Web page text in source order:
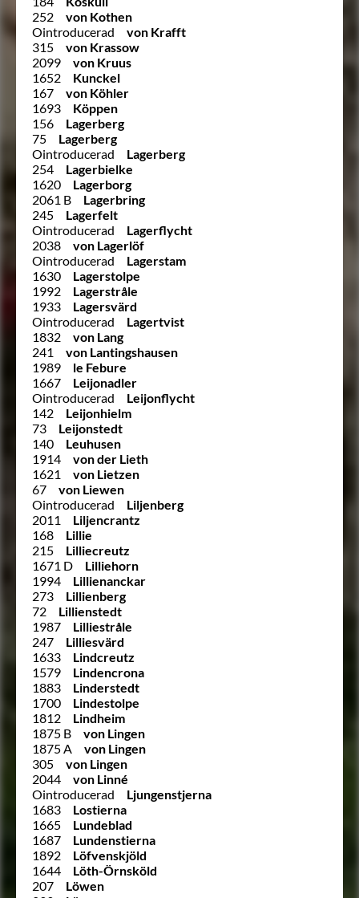
252
von Kothen
Ointroducerad
von Krafft
315
von Krassow
2099
von Kruus
1652
Kunckel
167
von Köhler
1693
Köppen
156
Lagerberg
75
Lagerberg
Ointroducerad
Lagerberg
254
Lagerbielke
1620
Lagerborg
2061 B
Lagerbring
245
Lagerfelt
Ointroducerad
Lagerflycht
2038
von Lagerlöf
Ointroducerad
Lagerstam
1630
Lagerstolpe
1992
Lagerstråle
1933
Lagersvärd
Ointroducerad
Lagertvist
1832
von Lang
241
von Lantingshausen
1989
le Febure
1667
Leijonadler
Ointroducerad
Leijonflycht
142
Leijonhielm
73
Leijonstedt
140
Leuhusen
1914
von der Lieth
1621
von Lietzen
67
von Liewen
Ointroducerad
Liljenberg
2011
Liljencrantz
168
Lillie
215
Lilliecreutz
1671 D
Lilliehorn
1994
Lillienanckar
273
Lillienberg
72
Lillienstedt
1987
Lilliestråle
247
Lilliesvärd
1633
Lindcreutz
1579
Lindencrona
1883
Linderstedt
1700
Lindestolpe
1812
Lindheim
1875 B
von Lingen
1875 A
von Lingen
305
von Lingen
2044
von Linné
Ointroducerad
Ljungenstjerna
1683
Lostierna
1665
Lundeblad
1687
Lundenstierna
1892
Löfvenskjöld
1644
Löth-Örnsköld
207
Löwen